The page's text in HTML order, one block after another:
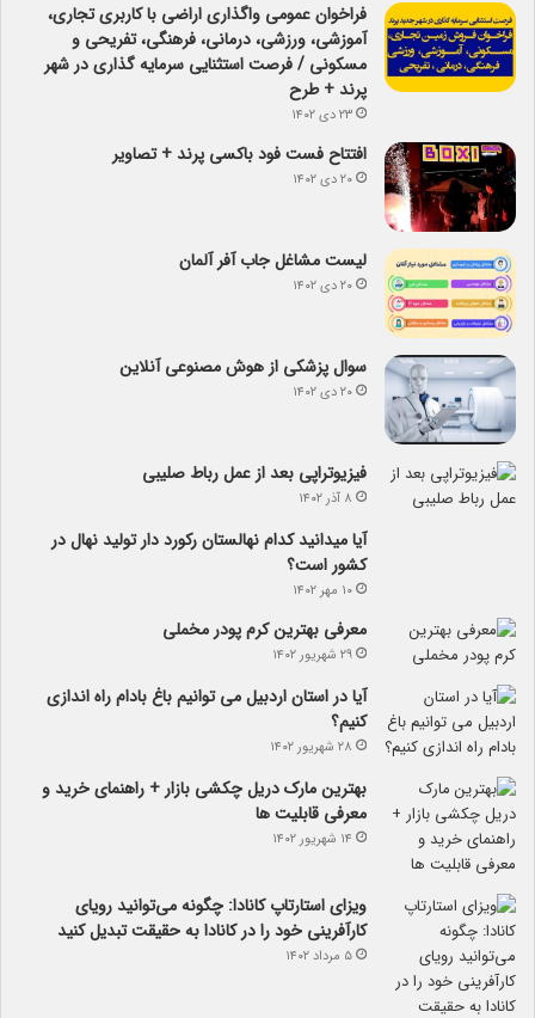
فراخوان عمومی واگذاری اراضی با کاربری تجاری،
آموزشی، ورزشی، درمانی، فرهنگی، تفریحی و
مسکونی / فرصت استثنایی سرمایه گذاری در شهر
پرند + طرح
۲۳ دی ۱۴۰۲
افتتاح فست فود باکسی پرند + تصاویر
۲۰ دی ۱۴۰۲
لیست مشاغل جاب آفر آلمان
۲۰ دی ۱۴۰۲
سوال پزشکی از هوش مصنوعی آنلاین
۲۰ دی ۱۴۰۲
فیزیوتراپی بعد از عمل رباط صلیبی
۸ آذر ۱۴۰۲
آیا می­دانید کدام نهالستان رکورد دار تولید نهال­ در
کشور است؟
۱۰ مهر ۱۴۰۲
معرفی بهترین کرم پودر مخملی
۲۹ شهریور ۱۴۰۲
آیا در استان اردبیل می توانیم باغ بادام راه اندازی
کنیم؟
۲۸ شهریور ۱۴۰۲
بهترین مارک دریل چکشی بازار + راهنمای خرید و
معرفی قابلیت ها
۱۴ شهریور ۱۴۰۲
ویزای استارتاپ کانادا: چگونه می‌توانید رویای
کارآفرینی خود را در کانادا به حقیقت تبدیل کنید
۵ مرداد ۱۴۰۲